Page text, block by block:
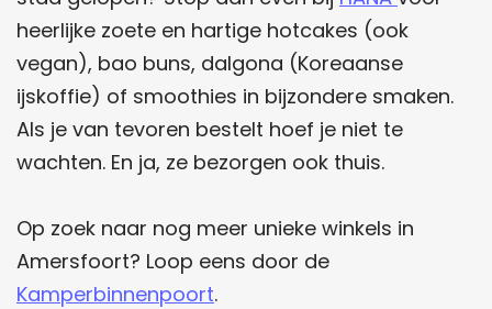
heerlijke zoete en hartige hotcakes (ook
vegan), bao buns, dalgona (Koreaanse
ijskoffie) of smoothies in bijzondere smaken.
Als je van tevoren bestelt hoef je niet te
wachten. En ja, ze bezorgen ook thuis.
Op zoek naar nog meer unieke winkels in
Amersfoort? Loop eens door de
Kamperbinnenpoort.